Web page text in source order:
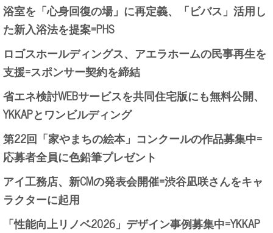
浴室を「心身回復の場」に再定義、「ビバス」活用し
た新入浴法を提案=PHS
ロゴスホールディングス、アエラホームの民事再生を
支援=スポンサー契約を締結
省エネ検討WEBサービスを共同住宅版にも無料公開、
YKKAPとワンビルディング
第22回「家やまちの絵本」コンクールの作品募集中=
応募者全員に色鉛筆プレゼント
アイ工務店、新CMの発表会開催=渋谷凪咲さんをキャ
ラクターに起用
「性能向上リノベ2026」デザイン事例募集中=YKKAP